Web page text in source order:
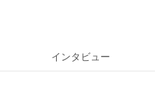
インタビュー